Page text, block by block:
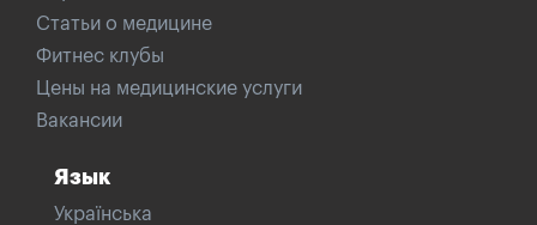
Статьи о медицине
Фитнес клубы
Цены на медицинские услуги
Вакансии
Язык
Українська